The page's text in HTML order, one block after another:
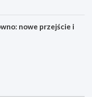
nowe przejście i